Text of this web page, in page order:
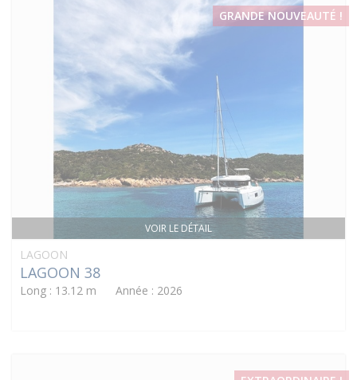
VOIR LE DÉTAIL
GRANDE NOUVEAUTÉ !
LAGOON
LAGOON 38
Long : 13.12 m Année : 2026